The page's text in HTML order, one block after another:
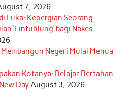
7, 2026
Luka: Kepergian Seorang
‘Einfühlung’ bagi Nakes
Negeri Mulai Menua
Kotanya: Belajar Bertahan
DayAugust 3, 2026